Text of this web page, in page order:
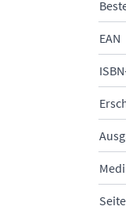
EAN